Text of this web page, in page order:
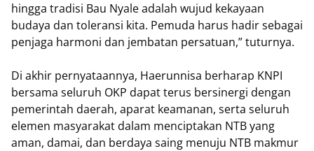
hingga tradisi Bau Nyale adalah wujud kekayaan
budaya dan toleransi kita. Pemuda harus hadir sebagai
penjaga harmoni dan jembatan persatuan,” tuturnya.
Di akhir pernyataannya, Haerunnisa berharap KNPI
bersama seluruh OKP dapat terus bersinergi dengan
pemerintah daerah, aparat keamanan, serta seluruh
elemen masyarakat dalam menciptakan NTB yang
aman, damai, dan berdaya saing menuju NTB makmur